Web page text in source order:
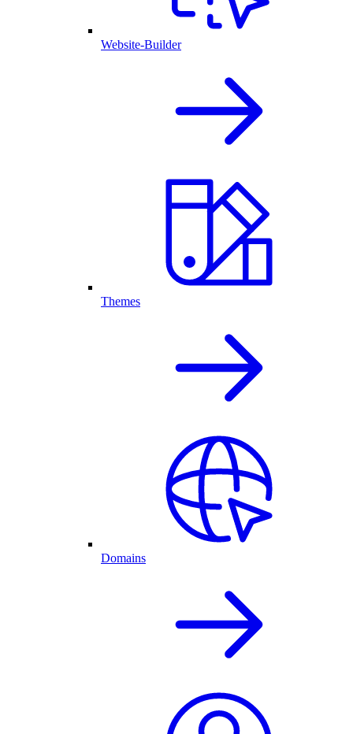
Website-Builder
Themes
Domains